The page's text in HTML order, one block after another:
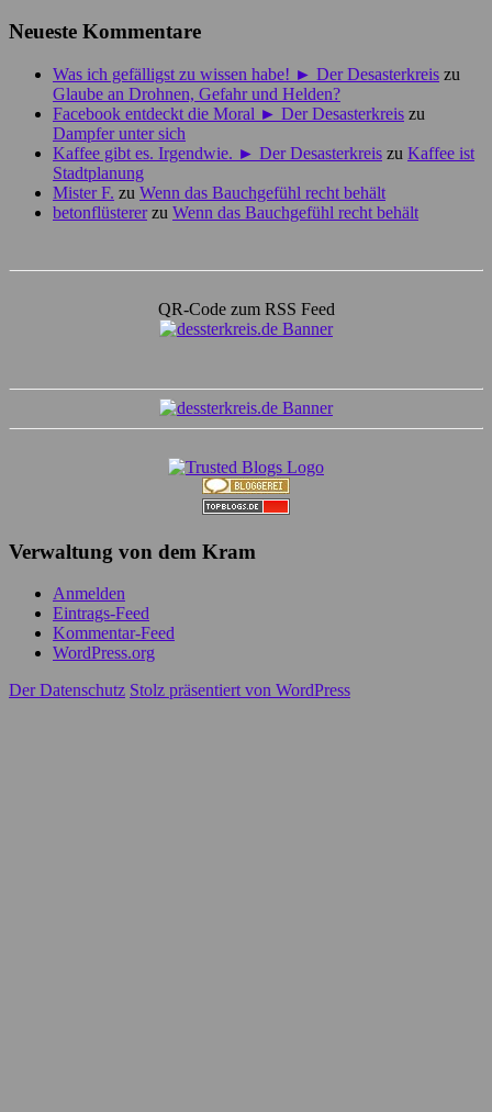
Neueste Kommentare
Was ich gefälligst zu wissen habe! ► Der Desasterkreis zu
Glaube an Drohnen, Gefahr und Helden?
Facebook entdeckt die Moral ► Der Desasterkreis zu
Dampfer unter sich
Kaffee gibt es. Irgendwie. ► Der Desasterkreis zu Kaffee ist
Stadtplanung
Mister F. zu Wenn das Bauchgefühl recht behält
betonflüstererzu Wenn das Bauchgefühl recht behält
QR-Code zum RSS Feed
Verwaltung von dem Kram
Anmelden
Eintrags-Feed
Kommentar-Feed
WordPress.org
Der Datenschutz Stolz präsentiert von WordPress